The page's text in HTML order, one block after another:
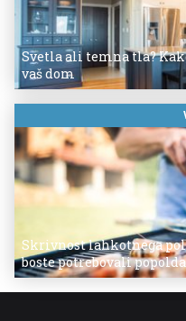
Svetla ali temna tla?
vaš dom
Skrivnost lahkotnega
boste potrebovali